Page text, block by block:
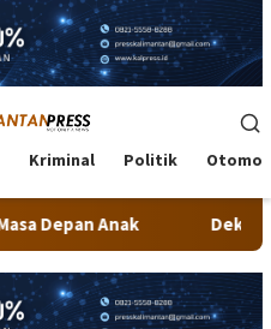
Kriminal Politik
Dekranasda Tarakan